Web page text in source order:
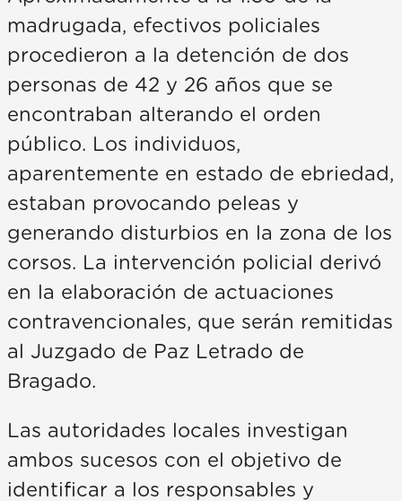
madrugada, efectivos policiales
procedieron a la detención de dos
personas de 42 y 26 años que se
encontraban alterando el orden
público. Los individuos,
aparentemente en estado de ebriedad,
estaban provocando peleas y
generando disturbios en la zona de los
corsos. La intervención policial derivó
en la elaboración de actuaciones
contravencionales, que serán remitidas
al Juzgado de Paz Letrado de
Bragado.
Las autoridades locales investigan
ambos sucesos con el objetivo de
identificar a los responsables y